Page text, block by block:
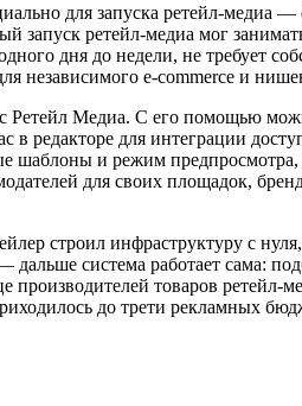
для запуска ретейл-медиа
запуск ретейл-медиа мог
дня до недели, не требует
независимого e-commerce и
Ретейл Медиа. С его помощью
редакторе для интеграции
шаблоны и режим
для своих площадок,
строил инфраструктуру с
система работает сама:
производителей товаров
до трети рекламных